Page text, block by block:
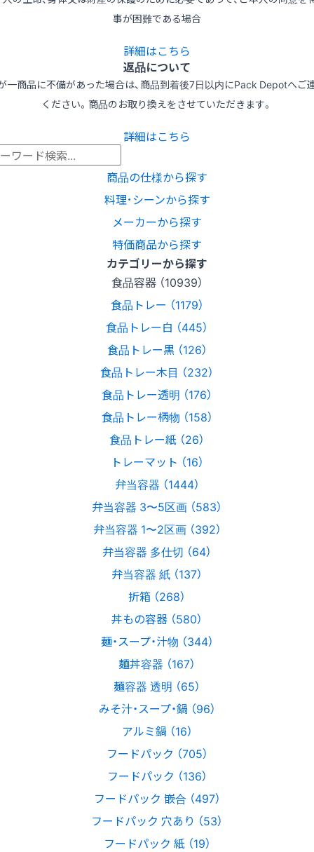
事が困難である場合
詳細はこちら
返品について
一商品に不備があった場合は、商品到着後7日以内にPack Depotへご
ください。商品のお取り換えをさせていただきます。
詳細はこちら
商品の仕様から探す
料理･シーンから探す
メーカーから探す
特価商品から探す
カテゴリーから探す
食品容器 （10939）
食品トレー （1179）
食品トレー白 （445）
食品トレー黒 （126）
食品トレー木目 （232）
食品トレー透明 （176）
食品トレー柄物 （158）
食品トレー紙 （26）
トレーマット （16）
弁当容器 （1444）
弁当容器 3〜5区画 （583）
弁当容器 1〜2区画 （392）
弁当容器 多仕切 （64）
弁当容器 紙 （137）
折箱 （268）
丼もの容器 （580）
麺・スープ・汁物 （344）
麺丼容器 （167）
麺容器 透明 （65）
みそ汁・スープ・鍋 （96）
アルミ鍋 （16）
フードパック （705）
フードパック （136）
フードパック 嵌合 （497）
フードパック 穴あり （53）
フードパック 紙 （19）